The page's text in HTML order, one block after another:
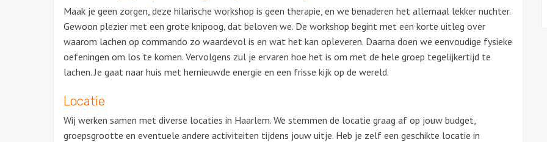
Maak je geen zorgen, deze hilarische workshop is geen therapie, en we benaderen het allemaal lekker nuchter.
Gewoon plezier met een grote knipoog, dat beloven we. De workshop begint met een korte uitleg over
waarom lachen op commando zo waardevol is en wat het kan opleveren. Daarna doen we eenvoudige fysieke
oefeningen om los te komen. Vervolgens zul je ervaren hoe het is om met de hele groep tegelijkertijd te
lachen. Je gaat naar huis met hernieuwde energie en een frisse kijk op de wereld.
Locatie
Wij werken samen met diverse locaties in Haarlem. We stemmen de locatie graag af op jouw budget,
groepsgrootte en eventuele andere activiteiten tijdens jouw uitje. Heb je zelf een geschikte locatie in